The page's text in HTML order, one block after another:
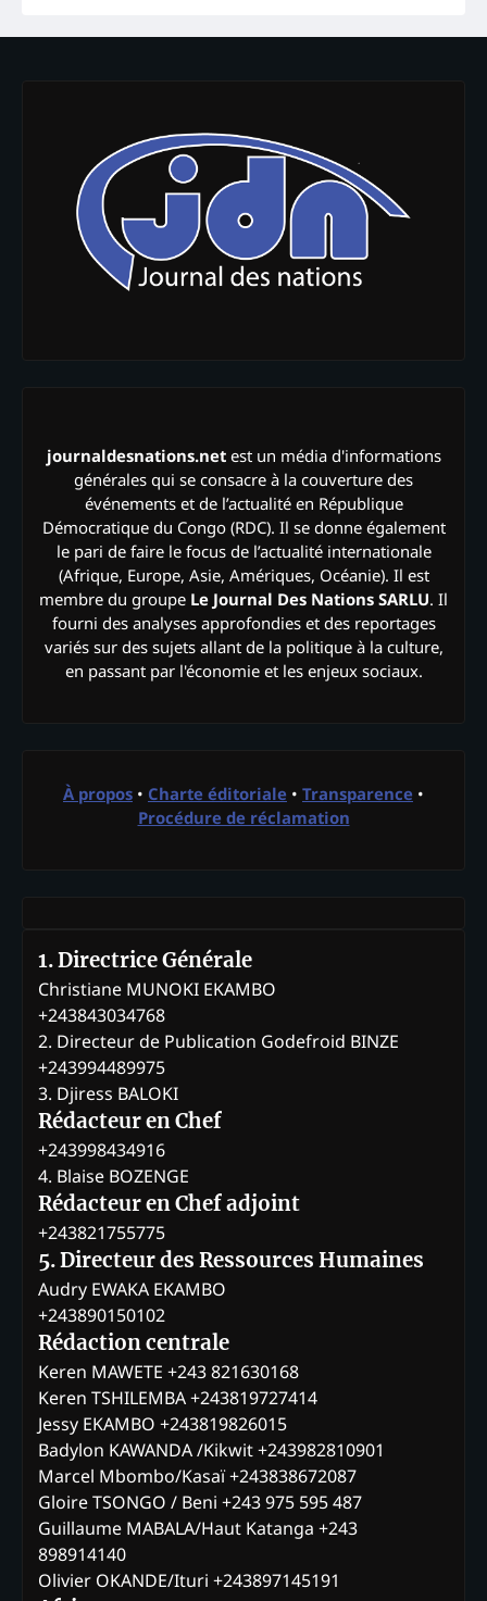
journaldesnations.netest un média d'informations
générales qui se consacre à la couverture des
événements et de l’actualité en République
Démocratique du Congo (RDC). Il se donne également
le pari de faire le focus de l’actualité internationale
(Afrique, Europe, Asie, Amériques, Océanie). Il est
membre du groupe Le Journal Des Nations SARLU. Il
fourni des analyses approfondies et des reportages
variés sur des sujets allant de la politique à la culture,
en passant par l'économie et les enjeux sociaux.
À propos • Charte éditoriale • Transparence •
Procédure de réclamation
1. Directrice Générale
Christiane MUNOKI EKAMBO
+243843034768
2. Directeur de Publication Godefroid BINZE
+243994489975
3. Djiress BALOKI
Rédacteur en Chef
+243998434916
4. Blaise BOZENGE
Rédacteur en Chef adjoint
+243821755775
5. Directeur des Ressources Humaines
Audry EWAKA EKAMBO
+243890150102
Rédaction centrale
Keren MAWETE +243 821630168
Keren TSHILEMBA +243819727414
Jessy EKAMBO +243819826015
Badylon KAWANDA /Kikwit +243982810901
Marcel Mbombo/Kasaï +243838672087
Gloire TSONGO / Beni +243 975 595 487
Guillaume MABALA/Haut Katanga +243
898914140
Olivier OKANDE/Ituri +243897145191